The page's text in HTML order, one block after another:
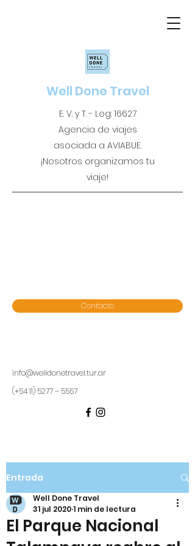
Well Done Travel
E. V. y T. - Leg: 16627
Agencia de viajes
asociada a AVIABUE.
¡Nosotros organizamos tu
viaje!
Contacto
info@welldonetravel.tur.ar
(+54 11) 5277 – 5557
Entrada
El Parque Nacional
Well Done Travel
31 jul 20201 min de lectura